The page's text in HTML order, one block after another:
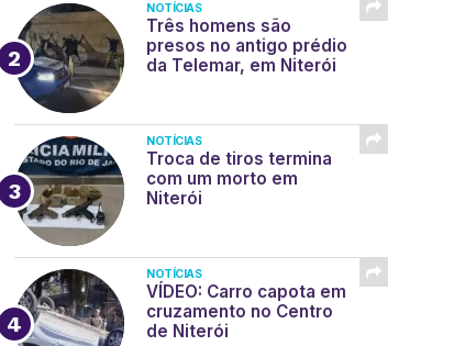
NOTÍCIAS
Três homens são
presos no antigo prédio
da Telemar, em Niterói
NOTÍCIAS
Troca de tiros termina
com um morto em
Niterói
NOTÍCIAS
VÍDEO: Carro capota em
cruzamento no Centro
de Niterói